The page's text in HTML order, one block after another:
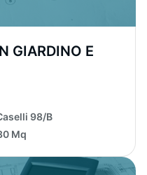
GIARDINO E
98/B
Mq